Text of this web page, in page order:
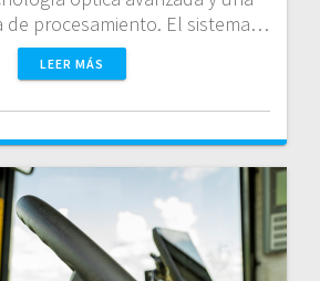
de procesamiento. El sistema…
LEER MÁS